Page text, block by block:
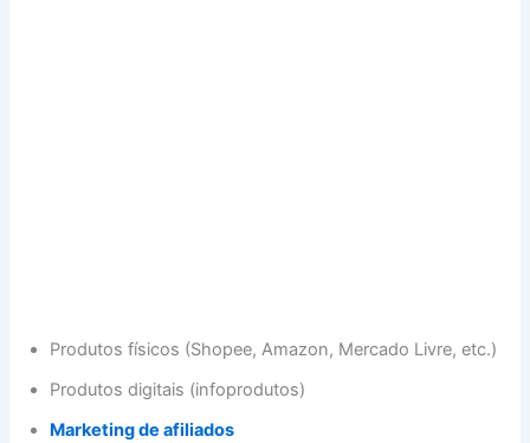
Produtos físicos (Shopee, Amazon, Mercado Livre, etc.)
Produtos digitais (infoprodutos)
Marketing de afiliados